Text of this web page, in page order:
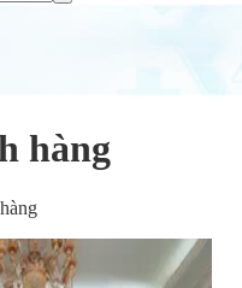
hàng